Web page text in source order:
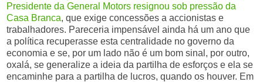
Presidente da General Motors resignou sob pressão da
Casa Branca, que exige concessões a accionistas e
trabalhadores. Pareceria impensável ainda há um ano que
a política recuperasse esta centralidade no governo da
economia e se, por um lado não é um bom sinal, por outro,
oxalá, se generalize a ideia da partilha de esforços e ela se
encaminhe para a partilha de lucros, quando os houver. Em